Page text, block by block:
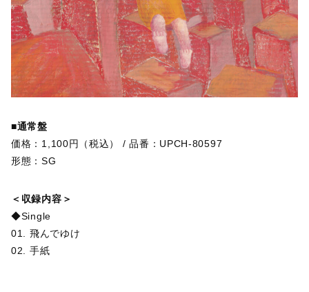
■通常盤
価格：1,100円（税込） / 品番：UPCH-80597
形態：SG
＜収録内容＞
◆Single
01. 飛んでゆけ
02. 手紙